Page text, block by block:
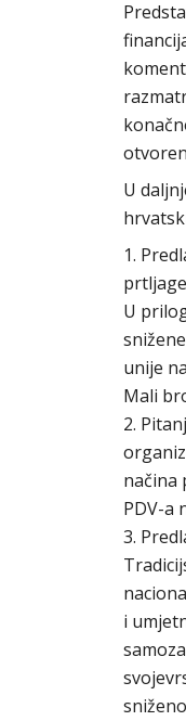
U
1.
U
unije
Mali
2.
načina
PDV-a
3.
i